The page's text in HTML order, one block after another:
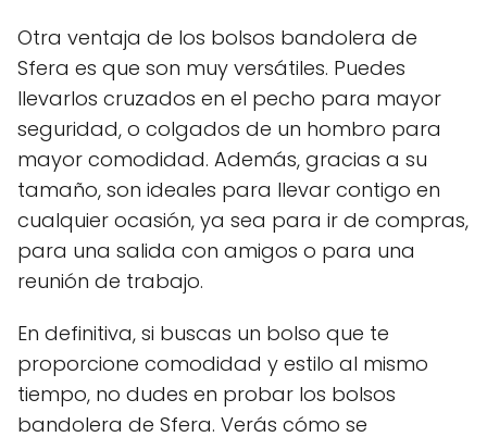
Otra ventaja de los bolsos bandolera de
Sfera es que son muy versátiles. Puedes
llevarlos cruzados en el pecho para mayor
seguridad, o colgados de un hombro para
mayor comodidad. Además, gracias a su
tamaño, son ideales para llevar contigo en
cualquier ocasión, ya sea para ir de compras,
para una salida con amigos o para una
reunión de trabajo.
En definitiva, si buscas un bolso que te
proporcione comodidad y estilo al mismo
tiempo, no dudes en probar los bolsos
bandolera de Sfera. Verás cómo se